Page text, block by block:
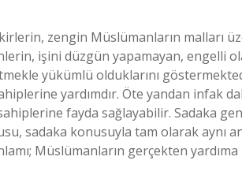
zengin Müslümanların malları
işini düzgün yapamayan, engelli
yükümlü olduklarını
yardımdır. Öte yandan infak
fayda sağlayabilir. Sadaka
sadaka konusuyla tam olarak aynı
Müslümanların gerçekten